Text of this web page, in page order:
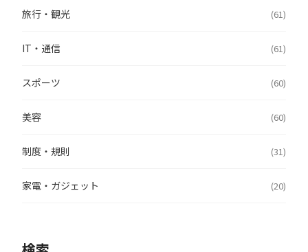
旅行・観光 (61)
IT・通信 (61)
スポーツ (60)
美容 (60)
制度・規則 (31)
家電・ガジェット (20)